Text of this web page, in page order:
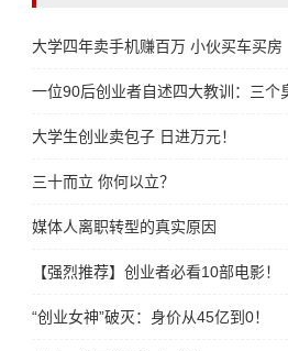
大学四年卖手机赚百万 小伙买车买房
一位90后创业者自述四大教训：三个
大学生创业卖包子 日进万元！
三十而立 你何以立？
媒体人离职转型的真实原因
【强烈推荐】创业者必看10部电影！
“创业女神”破灭：身价从45亿到0！